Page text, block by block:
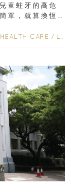
童蛀牙的高危
單，就算換恆
HEALTH CARE / LIFESTYLE